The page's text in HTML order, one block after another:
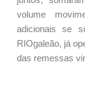
volume
adicionais se
RIOgaleão, já
das remessas